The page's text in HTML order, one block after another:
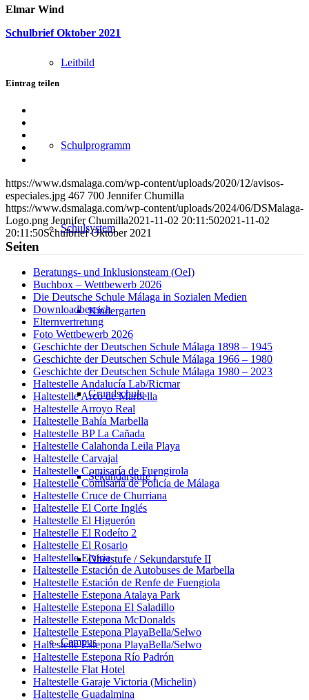
Leitbild
Schulprogramm
Schulsystem
Kindergarten
Grundschule
Sekundarstufe I
Oberstufe / Sekundarstufe II
Campus
Elmar Wind
Schulbrief Oktober 2021
Eintrag teilen
Teilen
Mail
teilen
https://www.dsmalaga.com/wp-content/uploads/2020/12/avisos-
especiales.jpg 467 700 Jennifer Chumilla
https://www.dsmalaga.com/wp-content/uploads/2024/06/DSMalaga-
Logo.png Jennifer Chumilla2021-11-02 20:11:502021-11-02
20:11:50Schulbrief Oktober 2021
Seiten
Beratungs- und Inklusionsteam (OeI)
Buchbox – Wettbewerb 2026
Die Deutsche Schule Málaga in Sozialen Medien
Downloadbereich
Elternvertretung
Foto Wettbewerb 2026
Geschichte der Deutschen Schule Málaga 1898 – 1945
Geschichte der Deutschen Schule Málaga 1966 – 1980
Geschichte der Deutschen Schule Málaga 1980 – 2023
Haltestelle Andalucía Lab/Ricmar
Haltestelle Arco de Marbella
Haltestelle Arroyo Real
Haltestelle Bahía Marbella
Haltestelle BP La Cañada
Haltestelle Calahonda Leila Playa
Haltestelle Carvajal
Haltestelle Comisaría de Fuengirola
Haltestelle Comisaría de Policía de Málaga
Haltestelle Cruce de Churriana
Haltestelle El Corte Inglés
Haltestelle El Higuerón
Haltestelle El Rodeíto 2
Haltestelle El Rosario
Haltestelle Elviria
Haltestelle Estación de Autobuses de Marbella
Haltestelle Estación de Renfe de Fuengiola
Haltestelle Estepona Atalaya Park
Haltestelle Estepona El Saladillo
Haltestelle Estepona McDonalds
Haltestelle Estepona PlayaBella/Selwo
Haltestelle Estepona PlayaBella/Selwo
Haltestelle Estepona Río Padrón
Haltestelle Flat Hotel
Haltestelle Garaje Victoria (Michelin)
Haltestelle Guadalmina